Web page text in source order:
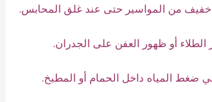
من المواسير حتى عند غلق المحابس.
الطلاء أو ظهور العفن على الجدران.
المياه داخل الحمام أو المطبخ.